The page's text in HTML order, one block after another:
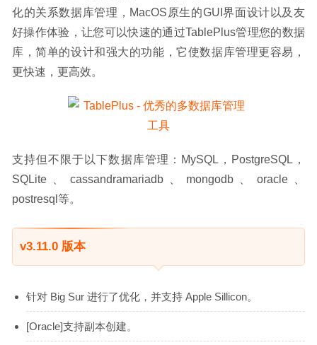
化的关系数据库管理，MacOS原生的GUI界面设计以及友
好操作体验，让您可以快速的通过TablePlus管理您的数据
库，简单的设计和强大的功能，它使数据库管理更容易，
更快速，更高效。
支持但不限于以下数据库管理：MySQL，PostgreSQL，
SQLite、cassandramariadb、mongodb、oracle、
postresql等。
v3.11.0 版本
针对 Big Sur 进行了优化，并支持 Apple Sillicon。
[Oracle]支持副本创建。